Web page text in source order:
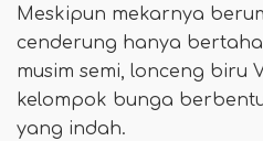
Meskipun mekarnya
cenderung hanya
musim semi, lonceng biru
kelompok bunga
yang indah.